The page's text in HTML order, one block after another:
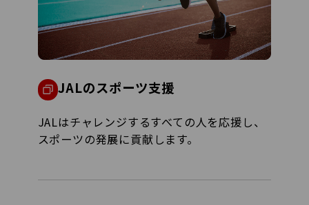
JALのスポーツ支援
JALはチャレンジするすべての人を応援し、
スポーツの発展に貢献します。